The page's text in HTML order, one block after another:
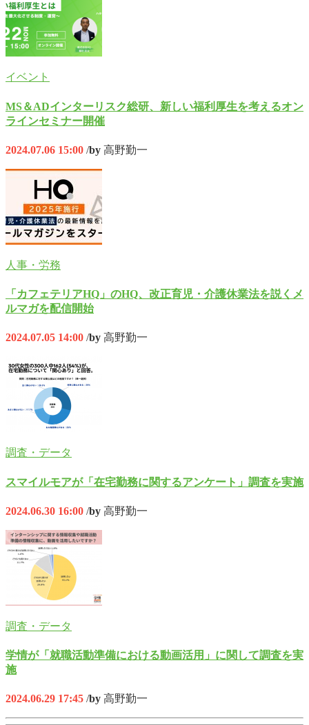
イベント
MS＆ADインターリスク総研、新しい福利厚生を考えるオン
ラインセミナー開催
2024.07.06 15:00 /by 高野勤一
人事・労務
「カフェテリアHQ」のHQ、改正育児・介護休業法を説くメ
ルマガを配信開始
2024.07.05 14:00 /by 高野勤一
調査・データ
スマイルモアが「在宅勤務に関するアンケート」調査を実施
2024.06.30 16:00 /by 高野勤一
調査・データ
学情が「就職活動準備における動画活用」に関して調査を実
施
2024.06.29 17:45 /by 高野勤一